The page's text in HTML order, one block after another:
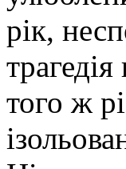
рік,
того ж